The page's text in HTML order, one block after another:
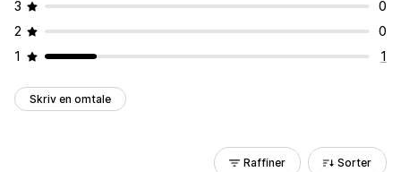
3
0
2
0
1
1
Skriv en omtale
Raffiner Sorter